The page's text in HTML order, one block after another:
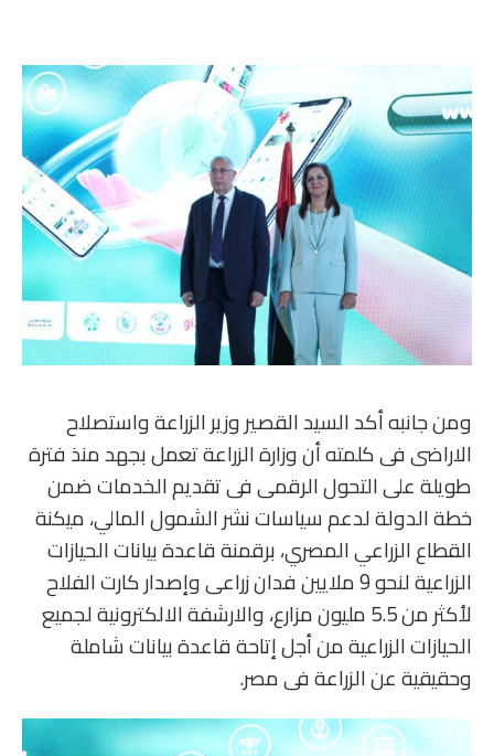
ومن جانبه أكد السيد القصير وزير الزراعة واستصلاح
الاراضى فى كلمته أن وزارة الزراعة تعمل بجهد منذ فترة
طويلة على التحول الرقمى فى تقديم الخدمات ضمن
خطة الدولة لدعم سياسات نشر الشمول المالي، ميكنة
القطاع الزراعي المصري، برقمنة قاعدة بيانات الحيازات
الزراعية لنحو 9 ملايين فدان زراعى وإصدار كارت الفلاح
لأكثر من 5.5 مليون مزارع، والارشفة الالكترونية لجميع
الحيازات الزراعية من أجل إتاحة قاعدة بيانات شاملة
وحقيقية عن الزراعة فى مصر.